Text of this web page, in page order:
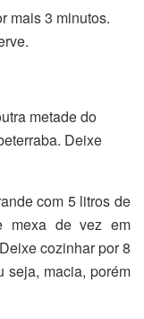
mais 3 minutos.
metade do
Deixe
com 5 litros de
mexa de vez em
cozinhar por 8
seja, macia, porém